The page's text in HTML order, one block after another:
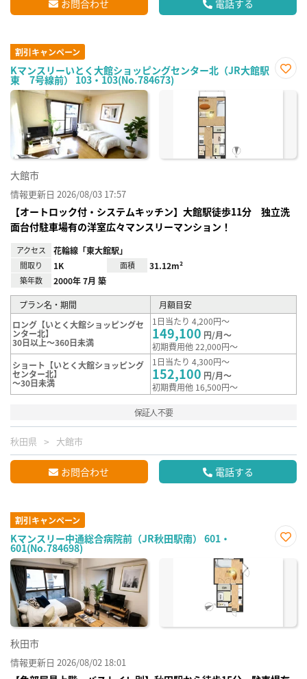
お問合わせ 電話する
割引キャンペーン
Kマンスリーいとく大館ショッピングセンター北（JR大館駅
東 7号線前） 103・103(No.784673)
に入
大館市
情報更新日 2026/08/03 17:57
【オートロック付・システムキッチン】大館駅徒歩11分 独立洗
面台付駐車場有の洋室広々マンスリーマンション！
アクセス 花輪線「東大館駅」
間取り 1K 面積 31.12m²
築年数 2000年 7月 築
プラン名・期間
月額目安
ロング【いとく大館ショッピングセ
ンター北】
30日以上～360日未満
1日当たり 4,200円～
149,100 円/月～
初期費用他 22,000円～
ショート【いとく大館ショッピング
センター北】
～30日未満
1日当たり 4,300円～
152,100 円/月～
初期費用他 16,500円～
保証人不要
秋田県 大館市
お問合わせ 電話する
割引キャンペーン
Kマンスリー中通総合病院前（JR秋田駅南） 601・
601(No.784698)
に入
秋田市
情報更新日 2026/08/02 18:01